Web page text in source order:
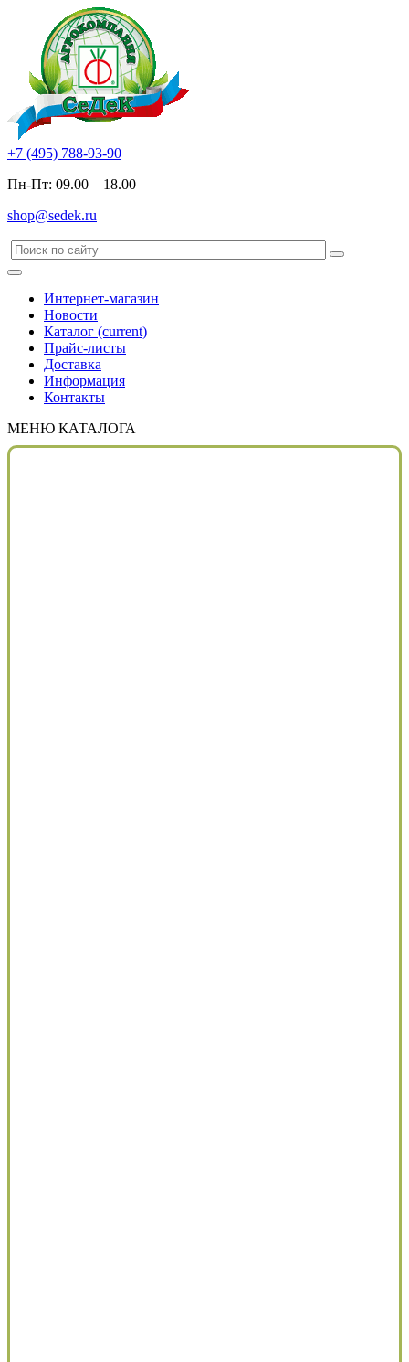
+7 (495) 788-93-90
Пн-Пт: 09.00—18.00
shop@sedek.ru
Интернет-магазин
Новости
Каталог (current)
Прайс-листы
Доставка
Информация
Контакты
МЕНЮ КАТАЛОГА